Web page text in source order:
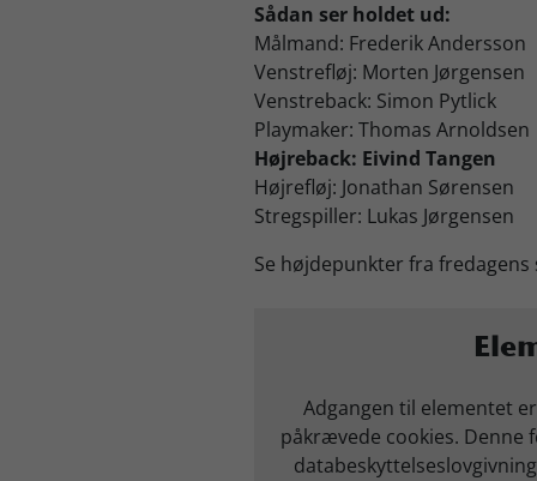
Sådan ser holdet ud:
Målmand: Frederik Andersson
Venstrefløj: Morten Jørgensen
Venstreback: Simon Pytlick
Playmaker: Thomas Arnoldsen
Højreback: Eivind Tangen
Højrefløj: Jonathan Sørensen
Stregspiller: Lukas Jørgensen
Se højdepunkter fra
Adgangen til elementet
påkrævede cookies.